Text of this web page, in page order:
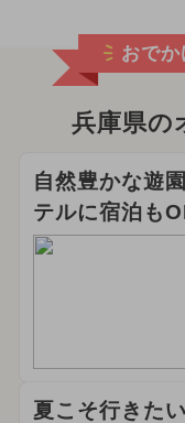
おでか
兵庫県の
自然豊かな遊
テルに宿泊も
夏こそ行きた